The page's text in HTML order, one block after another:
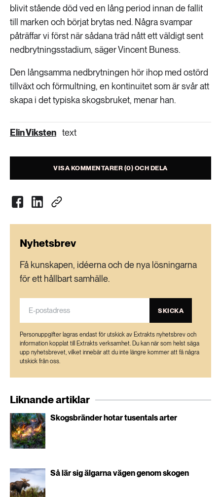
blivit stående död ved en lång period innan de fallit
till marken och börjat brytas ned. Några svampar
påträffar vi först när sådana träd nått ett väldigt sent
nedbrytningsstadium, säger Vincent Buness.
Den långsamma nedbrytningen hör ihop med ostörd
tillväxt och förmultning, en kontinuitet som är svår att
skapa i det typiska skogsbruket, menar han.
Elin Viksten text
VISA KOMMENTARER (0) OCH DELA
Nyhetsbrev
Få kunskapen, idéerna och de nya lösningarna
för ett hållbart samhälle.
SKICKA
Personuppgifter lagras endast för utskick av Extrakts nyhetsbrev och
information kopplat till Extrakts verksamhet. Du kan när som helst säga
upp nyhetsbrevet, vilket innebär att du inte längre kommer att få några
utskick från oss.
Liknande artiklar
Skogsbränder hotar tusentals arter
Så lär sig älgarna vägen genom skogen